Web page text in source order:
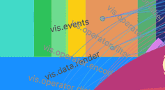
次结构里的节点，父子节点之
大小通常对应节点的属性。每